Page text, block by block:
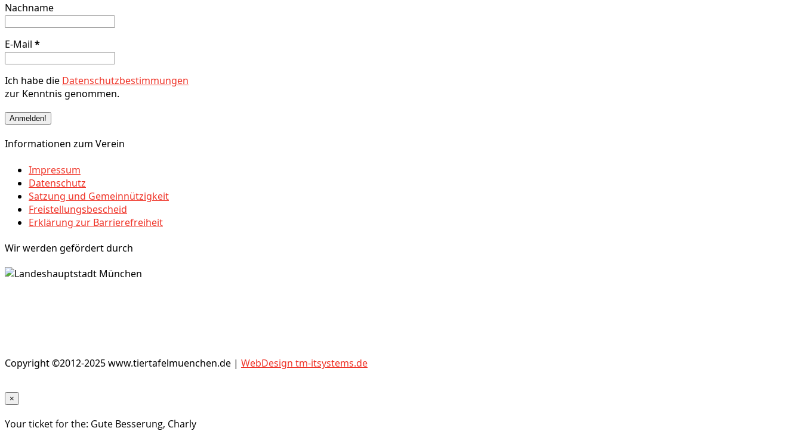
Nachname
E-Mail *
Ich habe die Datenschutzbestimmungen
zur Kenntnis genommen.
Informationen zum Verein
Impressum
Datenschutz
Satzung und Gemeinnützigkeit
Freistellungsbescheid
Erklärung zur Barrierefreiheit
Wir werden gefördert durch
Copyright ©2012-2025 www.tiertafelmuenchen.de | WebDesign tm-itsystems.de
×
Your ticket for the: Gute Besserung, Charly